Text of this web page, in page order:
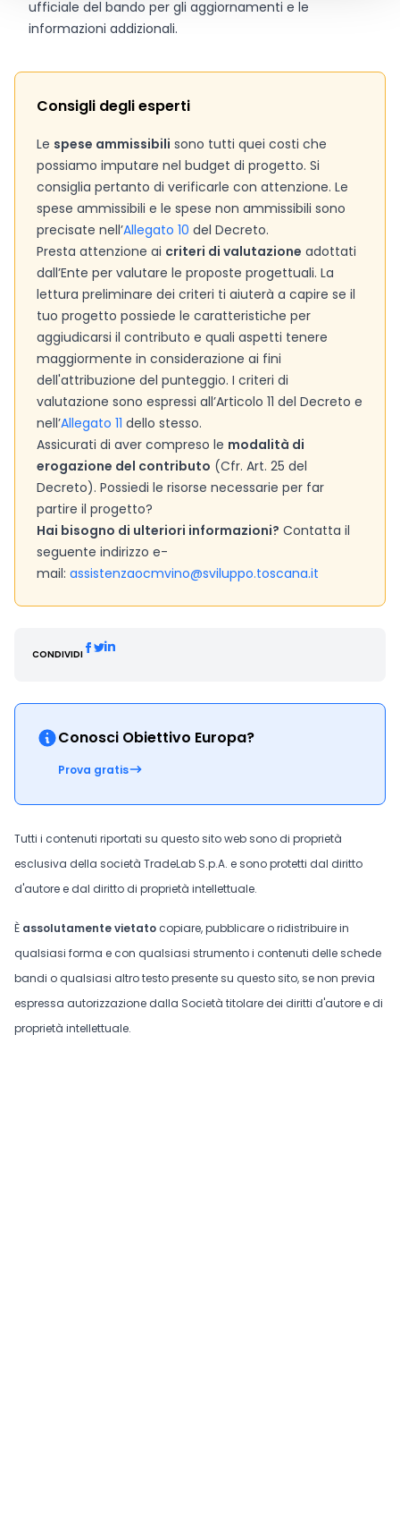
ufficiale del bando per gli aggiornamenti e le
informazioni addizionali.
Consigli degli esperti
Le spese ammissibili sono tutti quei costi che
possiamo imputare nel budget di progetto. Si
consiglia pertanto di verificarle con attenzione. Le
spese ammissibili e le spese non ammissibili sono
precisate nell’Allegato 10 del Decreto.
Presta attenzione ai criteri di valutazione adottati
dall’Ente per valutare le proposte progettuali. La
lettura preliminare dei criteri ti aiuterà a capire se il
tuo progetto possiede le caratteristiche per
aggiudicarsi il contributo e quali aspetti tenere
maggiormente in considerazione ai fini
dell'attribuzione del punteggio. I criteri di
valutazione sono espressi all’Articolo 11 del Decreto e
nell’Allegato 11 dello stesso.
Assicurati di aver compreso le modalità di
erogazione del contributo (Cfr. Art. 25 del
Decreto). Possiedi le risorse necessarie per far
partire il progetto?
Hai bisogno di ulteriori informazioni? Contatta il
seguente indirizzo e-
mail: assistenzaocmvino@sviluppo.toscana.it
CONDIVIDI
Conosci Obiettivo Europa?
Prova gratis
Tutti i contenuti riportati su questo sito web sono di proprietà
esclusiva della società TradeLab S.p.A. e sono protetti dal diritto
d'autore e dal diritto di proprietà intellettuale.
È assolutamente vietato copiare, pubblicare o ridistribuire in
qualsiasi forma e con qualsiasi strumento i contenuti delle schede
bandi o qualsiasi altro testo presente su questo sito, se non previa
espressa autorizzazione dalla Società titolare dei diritti d'autore e di
proprietà intellettuale.